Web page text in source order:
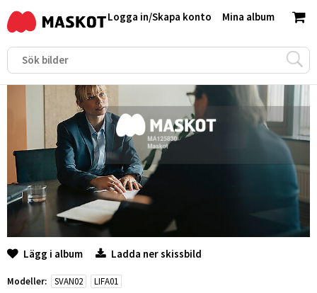
Mina album
Logga in/Skapa konto
Lägg i album Ladda ner skissbild
Modeller: SVAN02
LIFA01